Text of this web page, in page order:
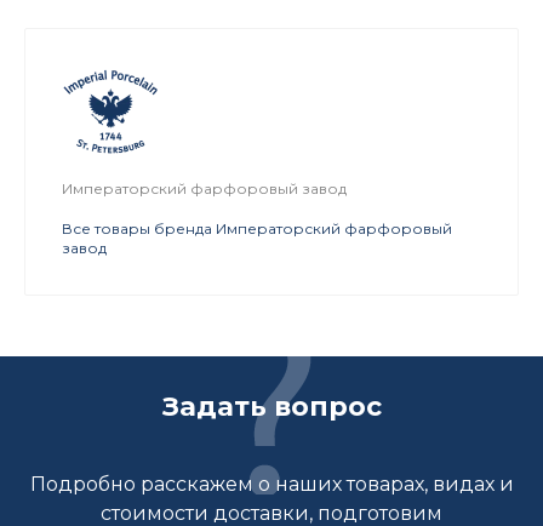
Императорский фарфоровый завод
Все товары бренда Императорский фарфоровый
завод
Задать вопрос
Подробно расскажем о наших товарах, видах и
стоимости доставки, подготовим